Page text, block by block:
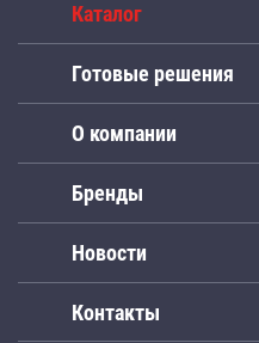
Каталог
Готовые решения
О компании
Бренды
Новости
Контакты